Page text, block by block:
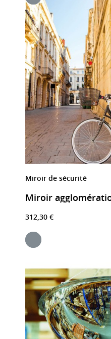
Miroir de sécurité
Miroir
312,30 €